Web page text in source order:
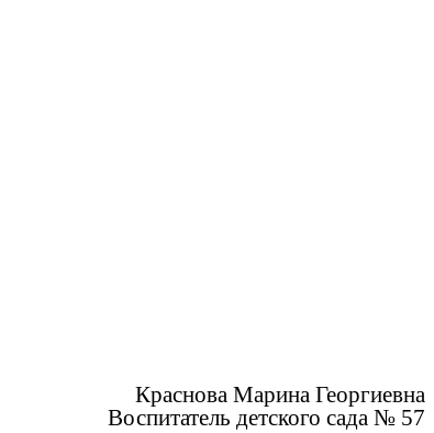
Краснова Марина Георгиевна
Воспитатель детского сада № 57